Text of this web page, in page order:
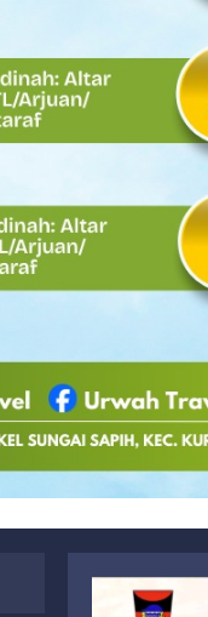
NYATA KEPEDULIAN
Mentawai